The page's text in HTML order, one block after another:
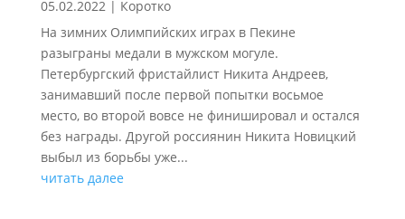
05.02.2022| Коротко
На зимних Олимпийских играх в Пекине
разыграны медали в мужском могуле.
Петербургский фристайлист Никита Андреев,
занимавший после первой попытки восьмое
место, во второй вовсе не финишировал и остался
без награды. Другой россиянин Никита Новицкий
выбыл из борьбы уже...
читать далее